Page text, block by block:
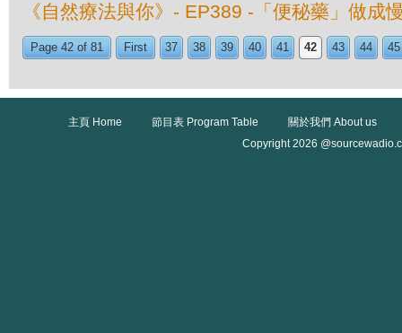
《自然療法與你》- EP389 -「便秘藥」做成
Page 42 of 81 First 37 38 39 40 41 42 43 44 45
主頁 Home 節目表 Program Table
關於我們 About us
Copyright 2026